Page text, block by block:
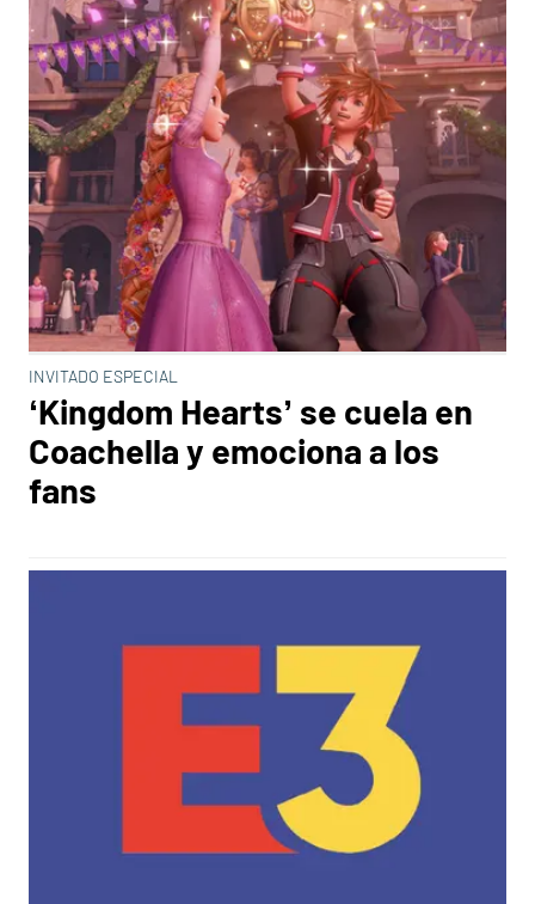
INVITADO ESPECIAL
‘Kingdom Hearts’ se cuela en
Coachella y emociona a los
fans